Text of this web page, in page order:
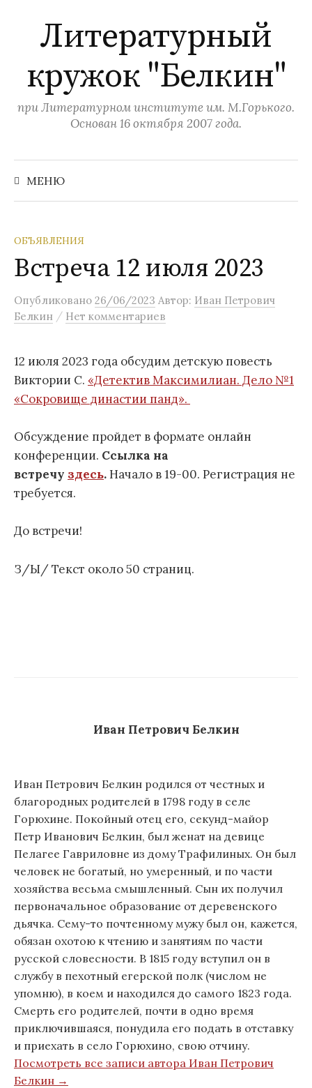
т
с
о
д
р
и
о
Литературный
кружок "Белкин"
при Литературном институте им. М.Горького.
Основан 16 октября 2007 года.
МЕНЮ
ОБЪЯВЛЕНИЯ
Встреча 12 июля 2023
Опубликовано 26/06/2023 Автор: Иван Петрович
Белкин / Нет комментариев
12 июля 2023 года обсудим детскую повесть
Виктории С. «Детектив Максимилиан. Дело №1
«Сокровище династии панд».
Обсуждение пройдет в формате онлайн
конференции. Ссылка на
встречу здесь.Начало в 19-00. Регистрация не
требуется.
До встречи!
З/Ы/ Текст около 50 страниц.
Иван Петрович Белкин
Иван Петрович Белкин родился от честных и
благородных родителей в 1798 году в селе
Горюхине. Покойный отец его, секунд-майор
Петр Иванович Белкин, был женат на девице
Пелагее Гавриловне из дому Трафилиных. Он был
человек не богатый, но умеренный, и по части
хозяйства весьма смышленный. Сын их получил
первоначальное образование от деревенского
дьячка. Сему-то почтенному мужу был он, кажется,
обязан охотою к чтению и занятиям по части
русской словесности. В 1815 году вступил он в
службу в пехотный егерской полк (числом не
упомню), в коем и находился до самого 1823 года.
Смерть его родителей, почти в одно время
приключившаяся, понудила его подать в отставку
и приехать в село Горюхино, свою отчину.
Посмотреть все записи автора Иван Петрович
Белкин →